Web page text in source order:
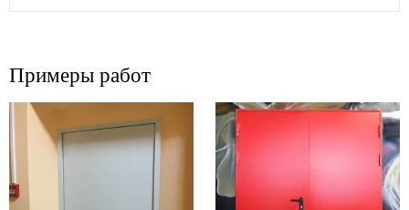
Примеры работ